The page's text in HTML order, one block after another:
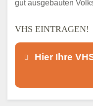
gut ausgebauten
VHS EINTRAGEN!
Hier Ihre